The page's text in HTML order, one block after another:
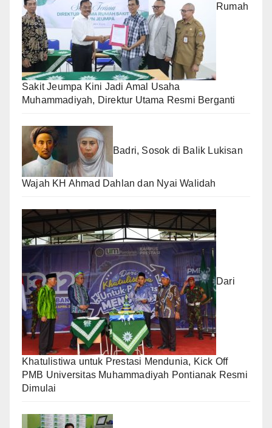
Rumah
Sakit Jeumpa Kini Jadi Amal Usaha
Muhammadiyah, Direktur Utama Resmi Berganti
Badri, Sosok di Balik Lukisan
Wajah KH Ahmad Dahlan dan Nyai Walidah
Dari
Khatulistiwa untuk Prestasi Mendunia, Kick Off
PMB Universitas Muhammadiyah Pontianak Resmi
Dimulai